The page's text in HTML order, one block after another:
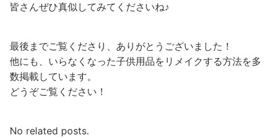
皆さんぜひ真似してみてくださいね♪
最後までご覧くださり、ありがとうございました！
他にも、いらなくなった子供用品をリメイクする方法を多
数掲載しています。
どうぞご覧ください！
No related posts.